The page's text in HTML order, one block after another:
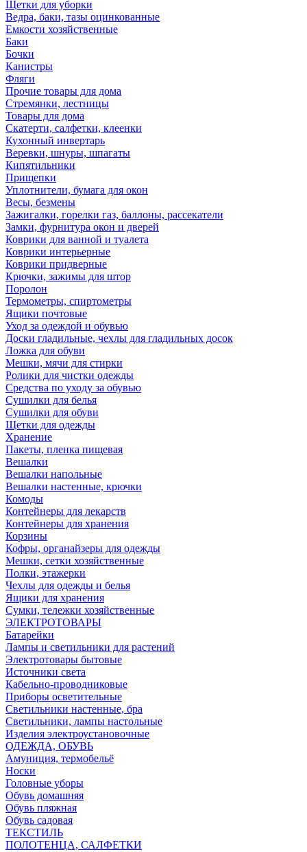
Щетки для уборки
Ведра, баки, тазы оцинкованные
Емкости хозяйственные
Баки
Бочки
Канистры
Фляги
Прочие товары для дома
Стремянки, лестницы
Товары для дома
Скатерти, салфетки, клеенки
Кухонный инвертарь
Веревки, шнуры, шпагаты
Кипятильники
Прищепки
Уплотнители, бумага для окон
Весы, безмены
Зажигалки, горелки газ, баллоны, рассекатели
Замки, фурнитура окон и дверей
Коврики для ванной и туалета
Коврики интерьерные
Коврики придверные
Крючки, зажимы для штор
Поролон
Термометры, спиртометры
Ящики почтовые
Уход за одеждой и обувью
Доски гладильные, чехлы для гладильных досок
Ложка для обуви
Мешки, мячи для стирки
Ролики для чистки одежды
Средства по уходу за обувью
Сушилки для белья
Сушилки для обуви
Щетки для одежды
Хранение
Пакеты, пленка пищевая
Вешалки
Вешалки напольные
Вешалки настенные, крючки
Комоды
Контейнеры для лекарств
Контейнеры для хранения
Корзины
Кофры, органайзеры для одежды
Мешки, сетки хозяйственные
Полки, этажерки
Чехлы для одежды и белья
Ящики для хранения
Сумки, тележки хозяйственные
ЭЛЕКТРОТОВАРЫ
Батарейки
Лампы и светильники для растений
Электротовары бытовые
Источники света
Кабельно-проводниковые
Приборы осветительные
Светильники настенные, бра
Светильники, лампы настольные
Изделия электроустановочные
ОДЕЖДА, ОБУВЬ
Амуниция, термобельё
Носки
Головные уборы
Обувь домашняя
Обувь пляжная
Обувь садовая
ТЕКСТИЛЬ
ПОЛОТЕНЦА, САЛФЕТКИ